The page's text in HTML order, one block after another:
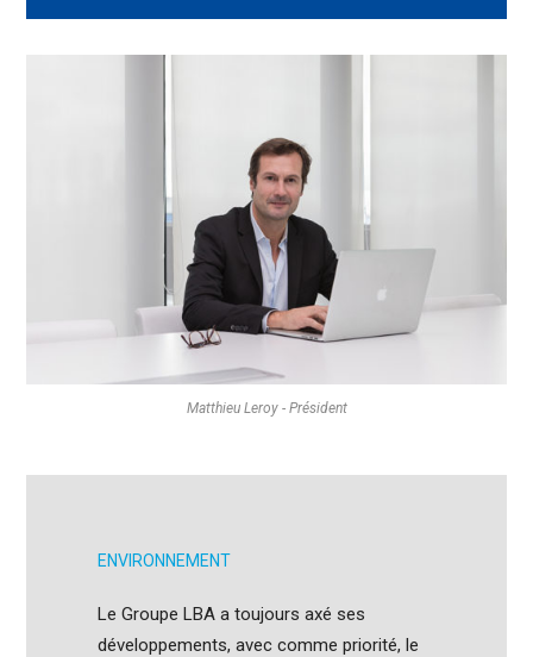
Matthieu Leroy - Président
ENVIRONNEMENT
Le Groupe LBA a toujours axé ses
développements, avec comme priorité, le